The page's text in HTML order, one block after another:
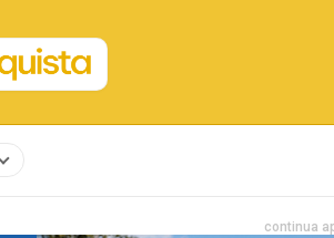
continua